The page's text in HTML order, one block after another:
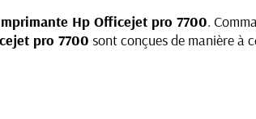
Hp Officejet pro 7700.
pro 7700 sont conçues de manière à